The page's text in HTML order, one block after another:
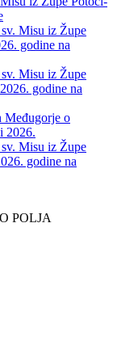
Misu iz Župe
godine na
Misu iz Župe
godine na
o
2026.
Misu iz Župe
godine na
POLJA